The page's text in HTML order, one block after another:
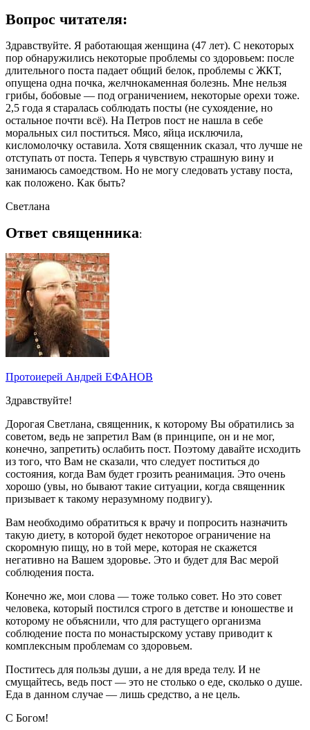
Вопрос читателя:
Здравствуйте. Я работающая женщина (47 лет). С некоторых
пор обнаружились некоторые проблемы со здоровьем: после
длительного поста падает общий белок, проблемы с ЖКТ,
опущена одна почка, желчнокаменная болезнь. Мне нельзя
грибы, бобовые — под ограничением, некоторые орехи тоже.
2,5 года я старалась соблюдать посты (не сухоядение, но
остальное почти всё). На Петров пост не нашла в себе
моральных сил поститься. Мясо, яйца исключила,
кисломолочку оставила. Хотя священник сказал, что лучше не
отступать от поста. Теперь я чувствую страшную вину и
занимаюсь самоедством. Но не могу следовать уставу поста,
как положено. Как быть?
Светлана
Ответ священника:
Протоиерей Андрей ЕФАНОВ
Здравствуйте!
Дорогая Светлана, священник, к которому Вы обратились за
советом, ведь не запретил Вам (в принципе, он и не мог,
конечно, запретить) ослабить пост. Поэтому давайте исходить
из того, что Вам не сказали, что следует поститься до
состояния, когда Вам будет грозить реанимация. Это очень
хорошо (увы, но бывают такие ситуации, когда священник
призывает к такому неразумному подвигу).
Вам необходимо обратиться к врачу и попросить назначить
такую диету, в которой будет некоторое ограничение на
скоромную пищу, но в той мере, которая не скажется
негативно на Вашем здоровье. Это и будет для Вас мерой
соблюдения поста.
Конечно же, мои слова — тоже только совет. Но это совет
человека, который постился строго в детстве и юношестве и
которому не объяснили, что для растущего организма
соблюдение поста по монастырскому уставу приводит к
комплексным проблемам со здоровьем.
Поститесь для пользы души, а не для вреда телу. И не
смущайтесь, ведь пост — это не столько о еде, сколько о душе.
Еда в данном случае — лишь средство, а не цель.
С Богом!